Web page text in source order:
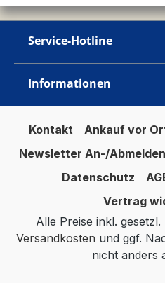
Service-Hotline
Informationen
Kontakt Ankauf vor
Newsletter An-/Abmelden
Datenschutz
Vertrag
Alle Preise inkl.
Versandkosten und ggf.
nicht anders